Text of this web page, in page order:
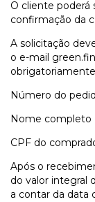
O cliente poderá
confirmação da
A solicitação
o e-mail
Número do
Nome completo
CPF do
Após o
do valor integral
a contar da data